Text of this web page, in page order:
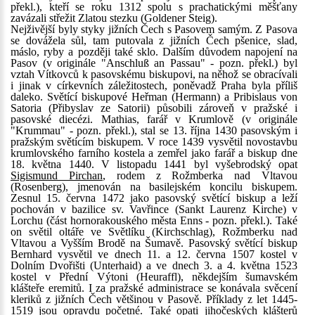
překl.), kteří se roku 1312 spolu s prachatickými měšťany
zavázali střežit Zlatou stezku (Goldener Steig).
Nejživější byly styky jižních Čech s Pasovem samým. Z Pasova
se dovážela sůl, tam putovala z jižních Čech pšenice, slad,
máslo, ryby a později také sklo. Dalším důvodem napojení na
Pasov (v originále "Anschluß an Passau" - pozn. překl.) byl
vztah Vítkovců k pasovskému biskupovi, na něhož se obracívali
i jinak v církevních záležitostech, poněvadž Praha byla příliš
daleko. Světící biskupové Heřman (Hermann) a Pribislaus von
Satoria (Přibyslav ze Satorii) působili zároveň v pražské i
pasovské diecézi. Mathias, farář v Krumlově (v originále
"Krummau" - pozn. překl.), stal se 13. října 1430 pasovským i
pražským světícím biskupem. V roce 1439 vysvětil novostavbu
krumlovského farního kostela a zemřel jako farář a biskup dne
18. května 1440. V listopadu 1441 byl vyšebrodský opat
Sigismund Pirchan, rodem z Rožmberka nad Vltavou
(Rosenberg), jmenován na basilejském koncilu biskupem.
Zesnul 15. června 1472 jako pasovský světící biskup a leží
pochován v bazilice sv. Vavřince (Sankt Laurenz Kirche) v
Lorchu (část hornorakouského města Enns - pozn. překl.). Také
on světil oltáře ve Světlíku (Kirchschlag), Rožmberku nad
Vltavou a Vyšším Brodě na Šumavě. Pasovský světící biskup
Bernhard vysvětil ve dnech 11. a 12. června 1507 kostel v
Dolním Dvořišti (Unterhaid) a ve dnech 3. a 4. května 1523
kostel v Přední Výtoni (Heuraffl), někdejším šumavském
klášteře eremitů. I za pražské administrace se konávala svěcení
kleriků z jižních Čech většinou v Pasově. Příklady z let 1445-
1519 jsou opravdu početné. Také opati jihočeských klášterů